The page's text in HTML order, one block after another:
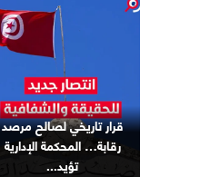
قرار تاريخي لصالح مرصد
رقابة… المحكمة الإدارية
تؤيد...